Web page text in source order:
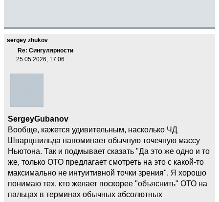
sergey zhukov
Re: Сингулярности
25.05.2026, 17:06
SergeyGubanov
Вообще, кажется удивительным, насколько ЧД
Шварцшильда напоминает обычную точечную массу
Ньютона. Так и подмывает сказать "Да это же одно и то
же, только ОТО предлагает смотреть на это с какой-то
максимально не интуитивной точки зрения". Я хорошо
понимаю тех, кто желает поскорее "объяснить" ОТО на
пальцах в терминах обычных абсолютных